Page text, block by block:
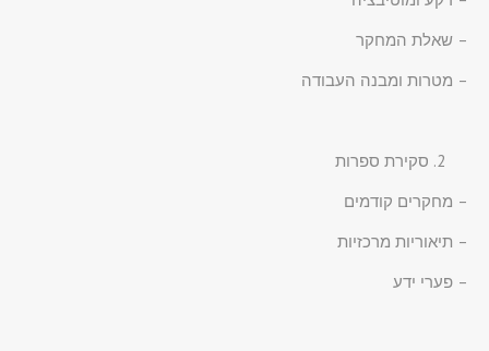
– שאלת המחקר
– מטרות ומבנה העבודה
סקירת ספרות
– מחקרים קודמים
– תיאוריות מרכזיות
– פערי ידע